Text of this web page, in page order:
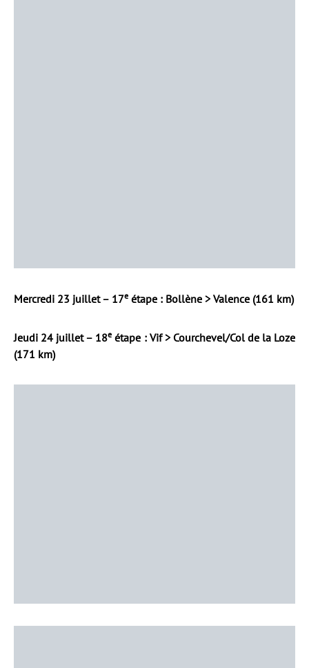
Mercredi 23 juillet – 17e étape : Bollène > Valence (161 km)
Jeudi 24 juillet – 18e étape : Vif > Courchevel/Col de la Loze
(171 km)